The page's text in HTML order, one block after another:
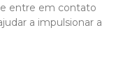
e entre em contato
a impulsionar a